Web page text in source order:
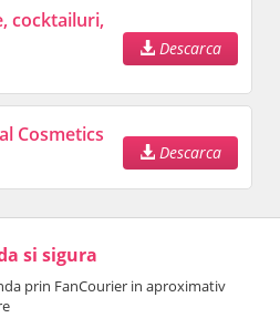
cocktailuri,
Descarca
Cosmetics
Descarca
si sigura
prin FanCourier in aproximativ